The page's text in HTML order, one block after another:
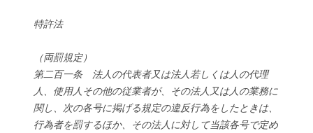
特許法
（両罰規定）
第二百一条 法人の代表者又は法人若しくは人の代理
人、使用人その他の従業者が、その法人又は人の業務に
関し、次の各号に掲げる規定の違反行為をしたときは、
行為者を罰するほか、その法人に対して当該各号で定め